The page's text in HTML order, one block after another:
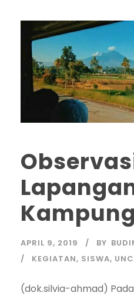
APRIL 9, 2019 BY
KEGIATAN, SISWA,
(dok.silvia-ahmad) Pada